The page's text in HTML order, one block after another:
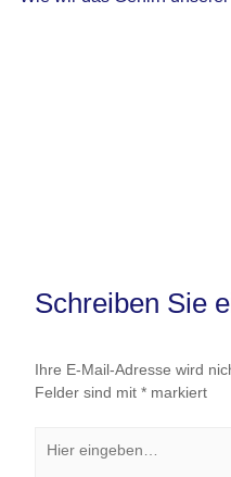
Schreiben Sie
Ihre E-Mail-Adresse wird
Felder sind mit *markiert
eingeben…